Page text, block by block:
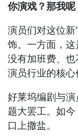
你演戏？那我呢
演员们对这位新
饰。一方面，这
没有加班费、
演员行业的核
好莱坞编剧与
题大罢工。如
口上撒盐。